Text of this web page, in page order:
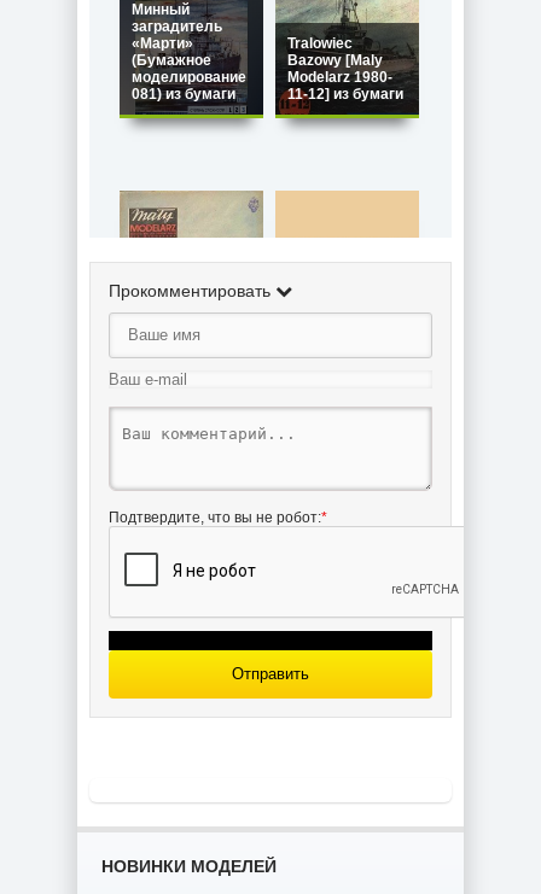
Минный
заградитель
«Марти»
(Бумажное
моделирование
081) из бумаги
Tralowiec
Bazowy [Maly
Modelarz 1980-
11-12] из бумаги
Kormoran [Maly
Modelarz 1983-
03] из бумаги
Model 115] из
[Halinski MM
1997-02] из
бумаги
Прокомментировать
Подтвердите, что вы не робот:*
Отправить
НОВИНКИ МОДЕЛЕЙ